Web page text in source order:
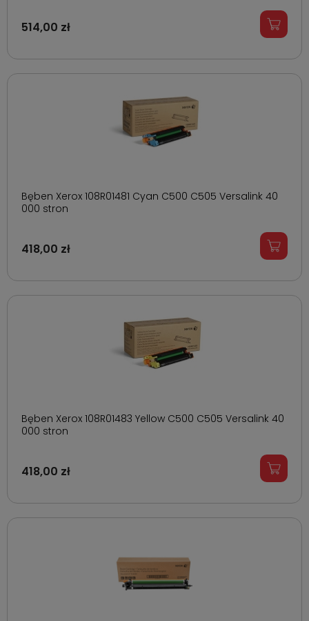
514,00 zł
Bęben Xerox 108R01481 Cyan C500 C505 Versalink 40
000 stron
418,00 zł
Bęben Xerox 108R01483 Yellow C500 C505 Versalink 40
000 stron
418,00 zł